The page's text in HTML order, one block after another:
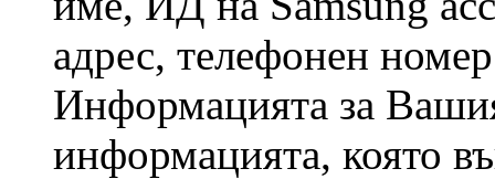
адрес, телефонен
Информацията за
информацията, която